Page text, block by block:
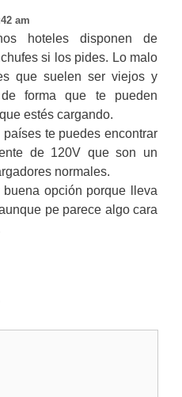
am
hoteles disponen de
si los pides. Lo malo
que suelen ser viejos y
forma que te pueden
estés cargando.
te puedes encontrar
de 120V que son un
normales.
opción porque lleva
pe parece algo cara